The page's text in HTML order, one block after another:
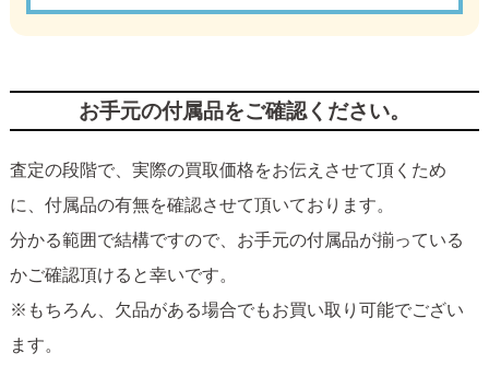
お手元の付属品をご確認ください。
査定の段階で、実際の買取価格をお伝えさせて頂くため
に、付属品の有無を確認させて頂いております。
分かる範囲で結構ですので、お手元の付属品が揃っている
かご確認頂けると幸いです。
※もちろん、欠品がある場合でもお買い取り可能でござい
ます。